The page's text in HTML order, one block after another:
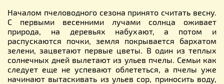
Началом пчеловодного сезона принято считать весну.
С первыми весенними лучами солнца оживает
природа, на деревьях набухают, а потом и
распускаются почки, земля покрывается бархатом
зелени, зацветают первые цветы. В один из теплых
солнечных дней вылетают из ульев пчелы. Семьи как
следует еще не успевают облететься, а пчелы уже
начинают вытаскивать из ульев сор, приносить воду,